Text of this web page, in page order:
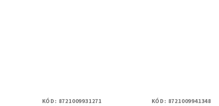
KÓD: 8721009931271 KÓD: 8721009941348